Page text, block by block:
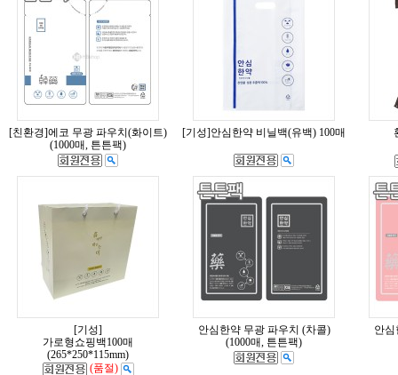
[친환경]에코 무광 파우치(화이트)
(1000매, 튼튼팩)
[기성]안심한약 비닐백(유백) 100매
[기성]
가로형쇼핑백100매
(265*250*115mm)
(품절)
안심한약 무광 파우치 (차콜)
(1000매, 튼튼팩)
안심